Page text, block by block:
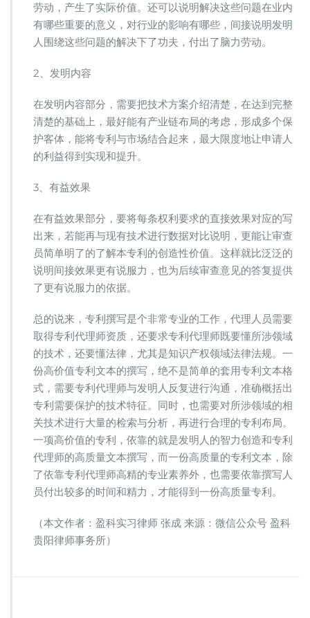
劳动，产生了实际价值。还可以说明解决这些问题在业内
有哪些重要的意义，对行业的影响有哪些，间接说明发明
人围绕这些问题的解决下了功夫，付出了脑力劳动。
2、发明内容
在发明内容部分，需要把技术方案介绍清楚，在达到完整
清楚的基础上，最好能有产业链布局的考虑，形成多个保
护客体，能将专利与市场结合起来，最大限度地让申请人
的利益得到实现和提升。
3、有益效果
在有益效果部分，要将每条权利要求的直接效果对应的写
出来，若能再与现有技术进行数据对比说明，更能让审查
员简单明了的了解本专利的创造性价值。这样就比泛泛的
说明间接效果更有说服力，也为后续审查意见的答复提供
了更有说服力的依据。
总的说来，专利撰写是个非常专业的工作，代理人员需要
取得专利代理师资质，还要求专利代理师既要懂所涉领域
的技术，还要懂法律，尤其是知识产权领域法律法规。一
份高价值专利文本的撰写，绝不是简单的套用专利文本格
式，需要专利代理师与发明人反复进行沟通，准确概括出
专利需要保护的技术特征。同时，也需要对所涉领域的相
关技术进行大量的检索与分析，再进行合理的专利布局。
一项高价值的专利，依靠的就是发明人的智力创造和专利
代理师的高质量文本撰写，而一份高质量的专利文本，除
了依靠专利代理师高精的专业素养外，也需要依靠撰写人
员付出较多的时间和精力，才能得到一份高质量专利。
（本文作者：盈科实习律师 张成 来源：微信公众号 盈科
贵阳律师事务所）